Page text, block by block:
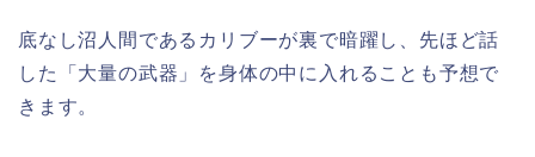
底なし沼人間であるカリブーが裏で暗躍し、先ほど話
した「大量の武器」を身体の中に入れることも予想で
きます。